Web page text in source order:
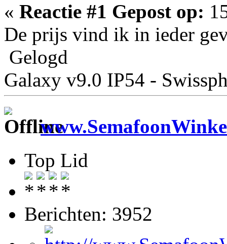
« Reactie #1 Gepost op:
De prijs vind ik in ieder
Gelogd
Galaxy v9.0 IP54 -
Top Lid
Berichten: 3952